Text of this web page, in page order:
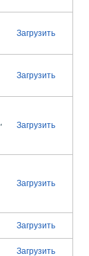
Загрузить
Загрузить
Загрузить
Загрузить
Загрузить
Загрузить